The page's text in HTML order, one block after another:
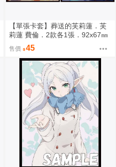
【單張卡套】葬送的芙莉蓮．芙
莉蓮 費倫．2款各1張．92x67㎜
售價 45